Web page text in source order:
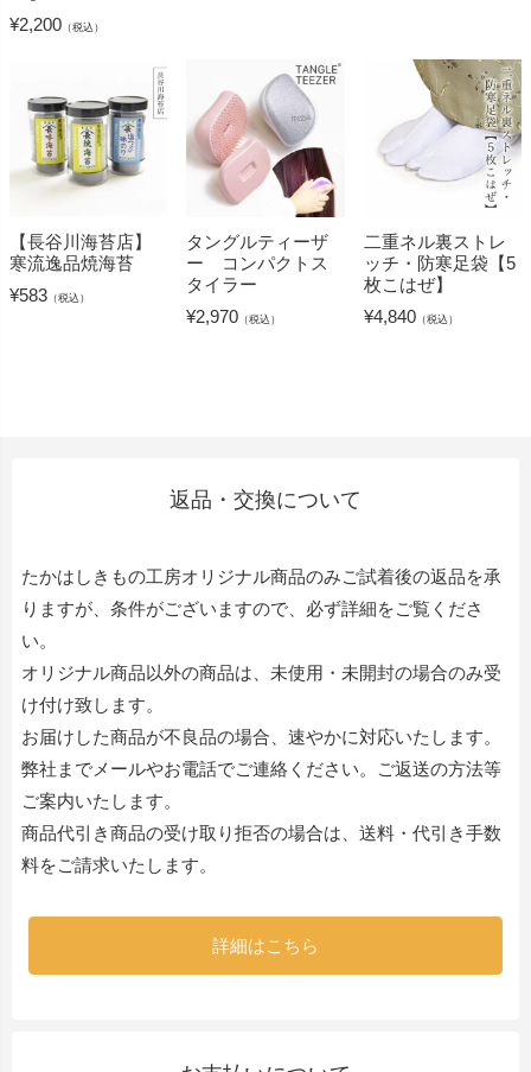
¥2,200 （税込）
【長谷川海苔店】
寒流逸品焼海苔
¥583 （税込）
タングルティーザ
ー コンパクトス
タイラー
¥2,970 （税込）
二重ネル裏ストレ
ッチ・防寒足袋【5
枚こはぜ】
¥4,840（税込）
返品・交換について
たかはしきもの工房オリジナル商品のみご試着後の返品を承
りますが、条件がございますので、必ず詳細をご覧くださ
い。
オリジナル商品以外の商品は、未使用・未開封の場合のみ受
け付け致します。
お届けした商品が不良品の場合、速やかに対応いたします。
弊社までメールやお電話でご連絡ください。ご返送の方法等
ご案内いたします。
商品代引き商品の受け取り拒否の場合は、送料・代引き手数
料をご請求いたします。
詳細はこちら